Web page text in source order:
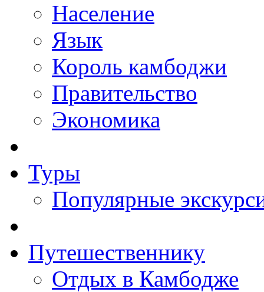
Население
Язык
Король камбоджи
Правительство
Экономика
Туры
Популярные
Путешественнику
Отдых в Камбодже